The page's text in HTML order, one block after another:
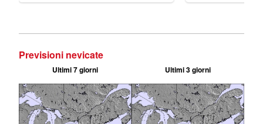
Previsioni nevicate
Ultimi 7 giorni Ultimi 3 giorni